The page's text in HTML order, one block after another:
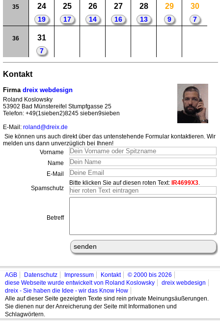
35 24
19
25
17
26
14
27
16
28
13
29
9
30
7
36 31
7
Kontakt
Firma dreix webdesign
Roland Koslowsky
53902 Bad Münstereifel Stumpfgasse 25
Telefon: +49(1sieben2)8245 sieben9sieben
E-Mail: roland@dreix.de
Sie können uns auch direkt über das untenstehende Formular kontaktieren. Wir
melden uns dann unverzüglich bei Ihnen!
Vorname
Name
E-Mail
Spamschutz
Bitte klicken Sie auf diesen roten Text: IR4699X3.
Betreff
AGB Datenschutz Impressum Kontakt
© 2000 bis 2026
diese Webseite wurde entwickelt von Roland Koslowsky
dreix webdesign
dreix - Sie haben die Idee - wir das Know How
Alle auf dieser Seite gezeigten Texte sind rein private Meinungsäußerungen.
Sie dienen nur der Anreicherung der Seite mit Informationen und
Schlagwörtern.